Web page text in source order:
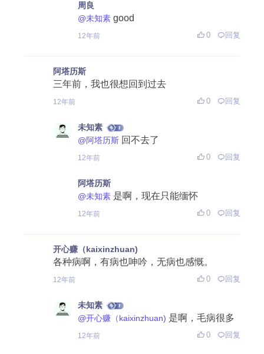
周良
@未知素 good
12年前 0 回复
阿塔历斯
三年前，我也很想回到过去
12年前 0 回复
未知素
@阿塔历斯 回不去了
12年前 0 回复
阿塔历斯
@未知素 是啊，现在只能缅怀
12年前 0 回复
开心赚（kaixinzhuan)
各种病啊，有病也呻吟，无病也感慨。
12年前 0 回复
未知素
@开心赚（kaixinzhuan) 是啊，毛病很多
12年前 0 回复